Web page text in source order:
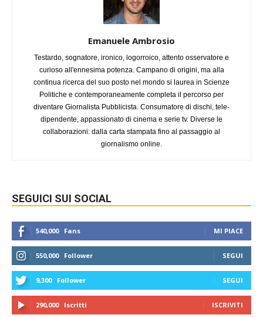
Emanuele Ambrosio
Testardo, sognatore, ironico, logorroico, attento osservatore e
curioso all'ennesima potenza. Campano di origini, ma alla
continua ricerca del suo posto nel mondo si laurea in Scienze
Politiche e contemporaneamente completa il percorso per
diventare Giornalista Pubblicista. Consumatore di dischi, tele-
dipendente, appassionato di cinema e serie tv. Diverse le
collaborazioni: dalla carta stampata fino al passaggio al
giornalismo online.
SEGUICI SUI SOCIAL
540,000 Fans MI PIACE
550,000 Follower SEGUI
9,300 Follower SEGUI
290,000 Iscritti ISCRIVITI